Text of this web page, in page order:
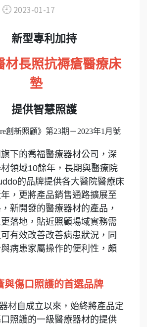
2023-01-17
新型專利加持
材長照抗褥瘡醫療床
墊
提供智慧照護
創新照顧》第23期－2023年1月號
下的喬福醫療器材公司，深
領域10餘年，長期與醫療院
的品牌提供各大醫院醫療床
，更將產品銷售通路擴展至
新開發的醫療器材的產品，
落地，貼近照顧場域實務需
有效改善改善病患狀況，同
病患家屬操作的便利性，頗
與傷口照護的首選品牌
材自成立以來，始終將產品定
照護的一級醫療器材的提供